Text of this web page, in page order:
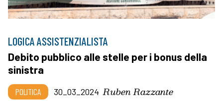
LOGICA ASSISTENZIALISTA
Debito pubblico alle stelle per i bonus della
sinistra
POLITICA 30_03_2024 Ruben Razzante